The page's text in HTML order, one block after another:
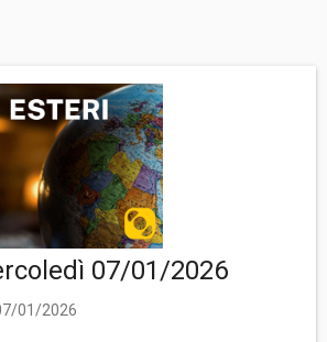
07/01/2026
01/2026